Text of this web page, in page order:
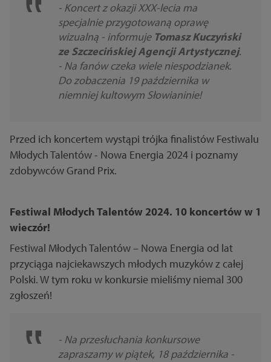
- Koncert z okazji XXX-lecia ma
specjalnie przygotowaną oprawę
wizualną - informuje Tomasz Kuczyński
ze Szczecińskiej Agencji Artystycznej.
- Na fanów czeka wiele niespodzianek.
Do zobaczenia 19 października w
niemniej kultowym Słowianinie!
Przed ich koncertem wystąpi trójka finalistów Festiwalu
Młodych Talentów - Nowa Energia 2024 i poznamy
zdobywców Grand Prix.
Festiwal Młodych Talentów 2024. 10 koncertów w 1
wieczór!
Festiwal Młodych Talentów – Nowa Energia od lat
przyciąga najciekawszych młodych muzyków z całej
Polski. W tym roku w konkursie mieliśmy niemal 300
zgłoszeń!
- Na przesłuchania konkursowe
zapraszamy w piątek, 18 października -